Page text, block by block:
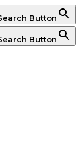
Button
Button